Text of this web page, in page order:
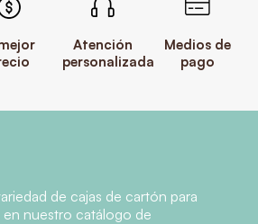
Atención
personalizada
Medios de
pago
de cajas de cartón para
nuestro catálogo de